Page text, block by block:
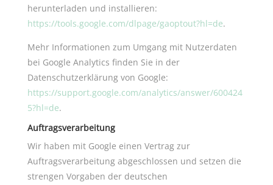
herunterladen und installieren:
https://tools.google.com/dlpage/gaoptout?hl=de.
Mehr Informationen zum Umgang mit Nutzerdaten
bei Google Analytics finden Sie in der
Datenschutzerklärung von Google:
https://support.google.com/analytics/answer/600424
5?hl=de.
Auftragsverarbeitung
Wir haben mit Google einen Vertrag zur
Auftragsverarbeitung abgeschlossen und setzen die
strengen Vorgaben der deutschen